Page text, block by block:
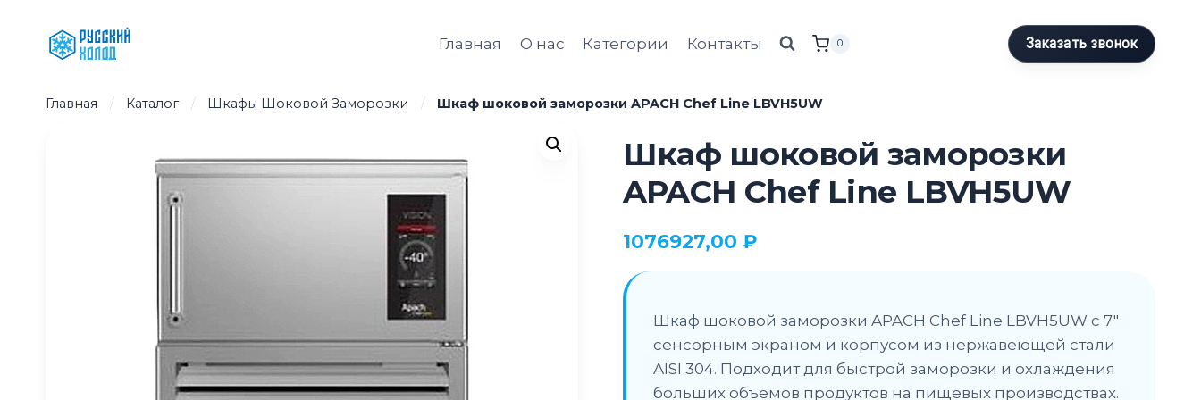
содержимому
Главная О нас Категории Контакты 0 Заказать звонок
Главная / Каталог / Шкафы Шоковой Заморозки / Шкаф шоковой заморозки APACH Chef Line LBVH5UW
Шкаф шоковой заморозки
APACH Chef Line LBVH5UW
1076927,00 ₽
Шкаф шоковой заморозки APACH Chef Line LBVH5UW с 7″
сенсорным экраном и корпусом из нержавеющей стали
AISI 304. Подходит для быстрой заморозки и охлаждения
больших объемов продуктов на пищевых производствах.